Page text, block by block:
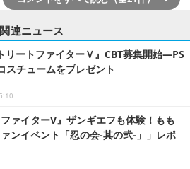
関連ニュース
リートファイターＶ』CBT募集開始―PS
スチュームをプレゼント
ファイターV』ザンギエフも体験！もも
ンイベント「忍の会-其の弐-」」レポ